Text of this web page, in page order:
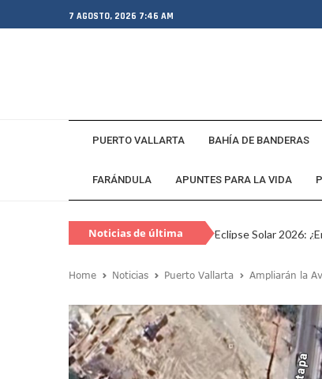
7 AGOSTO, 2026 7:46 AM
PUERTO VALLARTA BAHÍA DE BANDERAS
FARÁNDULA APUNTES PARA LA VIDA
Noticias de última
Eclipse Solar 2026:
Coparmex Vallarta
Juan Calderón Pide
Jalisco Se Integra A
Frustran Presunto
Home Noticias Puerto Vallarta Ampliarán la